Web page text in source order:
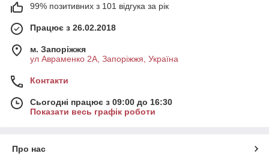
99% позитивних з 101 відгука за рік
Працює з 26.02.2018
м. Запоріжжя
ул Авраменко 2А, Запоріжжя, Україна
Контакти
Сьогодні працює з 09:00 до 16:30
Показати весь графік роботи
Про нас